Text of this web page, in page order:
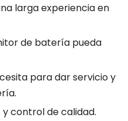
larga experiencia en
de batería pueda
para dar servicio y
control de calidad.